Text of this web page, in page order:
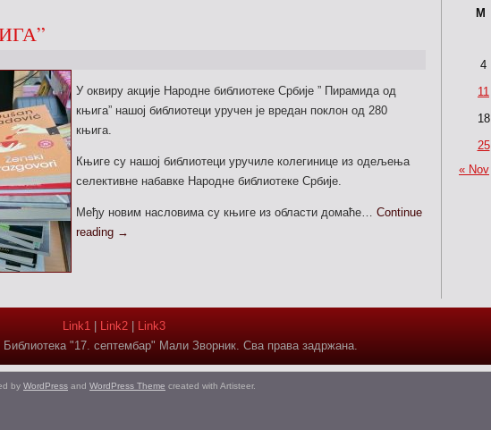
У оквиру акције Народне библиотеке Србије ” Пирамида од
књига” нашој библиотеци уручен је вредан поклон од 280
књига.
Књиге су нашој библиотеци уручиле колегинице из одељења
селективне набавке Народне библиотеке Србије.
Међу новим насловима су књиге из области домаће… Continue
reading →
M
4
11
18
25
« Nov
Link1| Link2|
Link3
"17. септембар" Мали Зворник. Сва права задржана.
by WordPress and WordPress Theme created with Artisteer.